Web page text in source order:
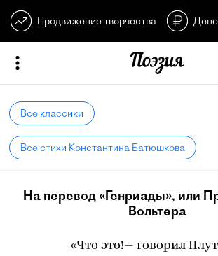
Продвижение творчества
Все классики
Все стихи Константина Батюшкова
На перевод «Генриады», или
Вольтера
«Что это!— говорил